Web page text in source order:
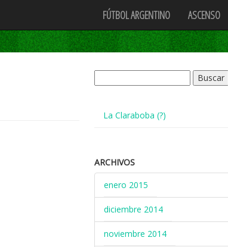
FÚTBOL ARGENTINO ASCENSO
La Claraboba (?)
ARCHIVOS
enero 2015
diciembre 2014
noviembre 2014